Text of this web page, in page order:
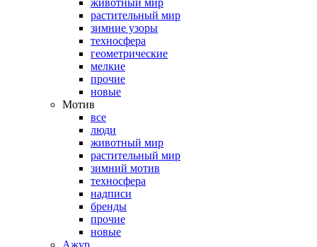
животный мир
растительный мир
зимние узоры
техносфера
геометрические
мелкие
прочие
новые
Мотив
все
люди
животный мир
растительный мир
зимний мотив
техносфера
надписи
бренды
прочие
новые
Ажур